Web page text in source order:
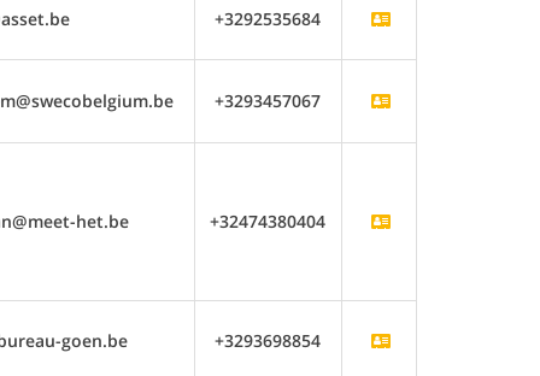
+3292535684
+3293457067
het.be +32474380404
goen.be +3293698854